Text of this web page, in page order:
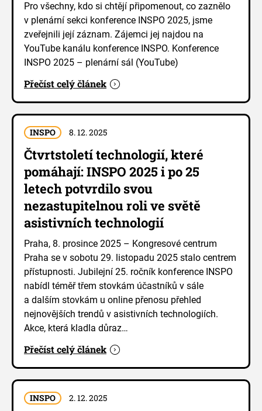
Pro všechny, kdo si chtějí připomenout, co zaznělo
v plenární sekci konference INSPO 2025, jsme
zveřejnili její záznam. Zájemci jej najdou na
YouTube kanálu konference INSPO. Konference
INSPO 2025 – plenární sál (YouTube)
Přečíst celý článek
INSPO 8. 12. 2025
Čtvrtstoletí technologií, které
pomáhají: INSPO 2025 i po 25
letech potvrdilo svou
nezastupitelnou roli ve světě
asistivních technologií
Praha, 8. prosince 2025 – Kongresové centrum
Praha se v sobotu 29. listopadu 2025 stalo centrem
přístupnosti. Jubilejní 25. ročník konference INSPO
nabídl téměř třem stovkám účastníků v sále
a dalším stovkám u online přenosu přehled
nejnovějších trendů v asistivních technologiích.
Akce, která kladla důraz…
Přečíst celý článek
INSPO 2. 12. 2025